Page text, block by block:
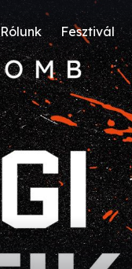
Rólunk Fesztivál